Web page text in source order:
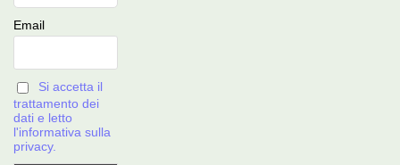
Email
Si accetta il
trattamento dei
dati e letto
l'informativa sulla
privacy.